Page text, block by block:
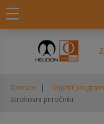
Domov Knjižni program
Strokovni priročniki